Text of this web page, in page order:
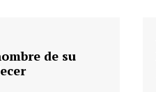
de su